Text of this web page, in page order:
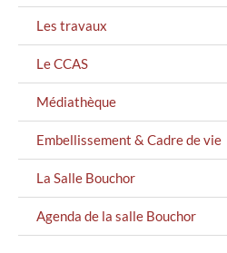
Les travaux
Le CCAS
Médiathèque
Embellissement & Cadre de vie
La Salle Bouchor
Agenda de la salle Bouchor